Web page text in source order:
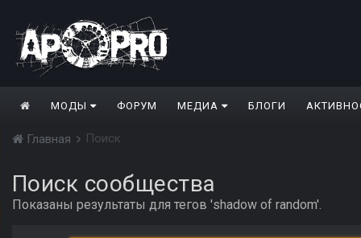
МОДЫ ФОРУМ МЕДИА БЛОГИ
Главная Поиск
Поиск сообщества
Показаны результаты для тегов 'shadow of random'.